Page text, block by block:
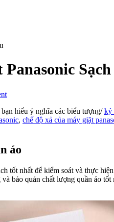
on
Trình
Giặt
Giặt
Panasonic
Thơm
Bền
(P1)
hiểu ý nghĩa các biểu tượng/ký
, chế độ xả của máy giặt
áo
tốt nhất để kiểm soát và thực
bảo quản chất lượng quần áo